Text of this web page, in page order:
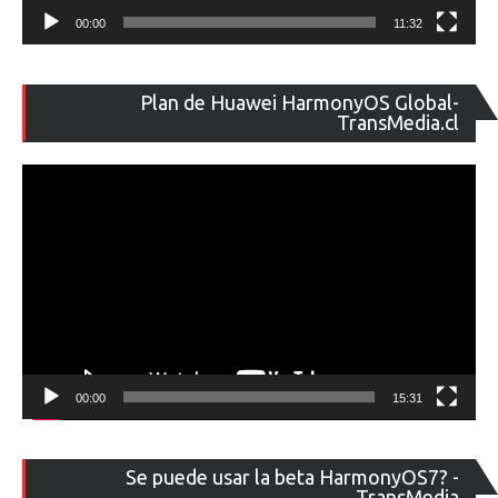
00:00 11:32
Plan de Huawei HarmonyOS Global-
TransMedia.cl
de
00:00 15:31
Se puede usar la beta HarmonyOS7? -
de